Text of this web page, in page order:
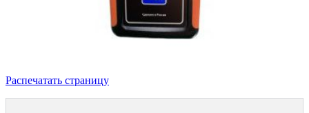
Распечатать страницу